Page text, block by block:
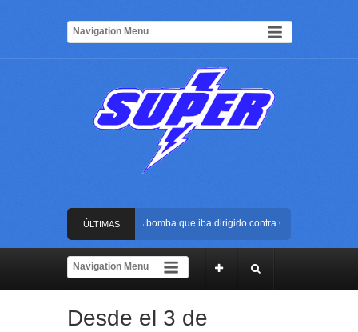
ÚLTIMAS
NOTICIAS
Frustran atentado con bus bomba que iba dirigido contra Cali durante la
La Arena USC será el escenario de la posesión presidencial de Abelardo de
Rápida reacción policial evitó que presunto agresor escapara tras atacar a
Desde el 3 de